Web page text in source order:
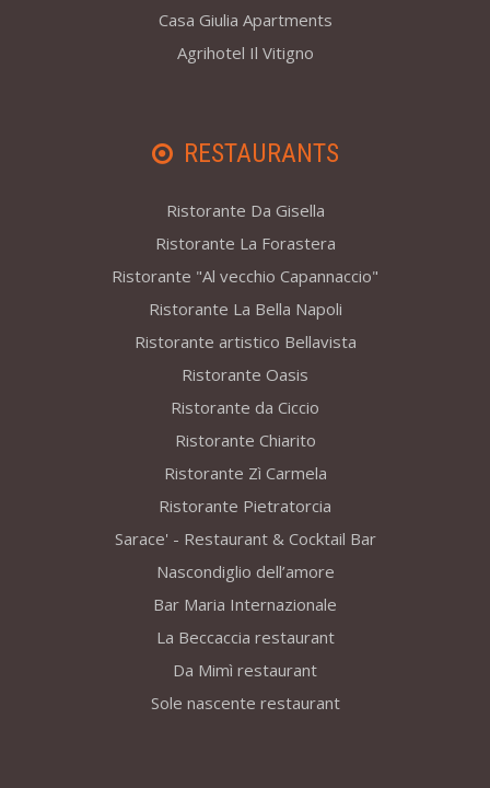
Casa Giulia Apartments
Agrihotel Il Vitigno
RESTAURANTS
Ristorante Da Gisella
Ristorante La Forastera
Ristorante "Al vecchio Capannaccio"
Ristorante La Bella Napoli
Ristorante artistico Bellavista
Ristorante Oasis
Ristorante da Ciccio
Ristorante Chiarito
Ristorante Zì Carmela
Ristorante Pietratorcia
Sarace' - Restaurant & Cocktail Bar
Nascondiglio dell’amore
Bar Maria Internazionale
La Beccaccia restaurant
Da Mimì restaurant
Sole nascente restaurant